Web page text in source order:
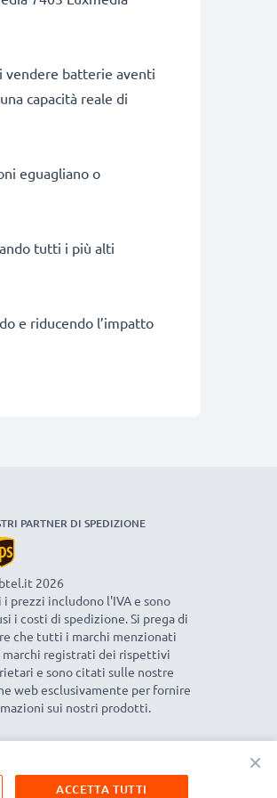
vendere batterie aventi
capacità reale di
eguagliano o
tutti i più alti
e riducendo l’impatto
PARTNER DI SPEDIZIONE
2026
prezzi includono l'IVA e sono
i costi di spedizione. Si prega di
che tutti i marchi menzionati
marchi registrati dei rispettivi
e sono citati sulle nostre
web esclusivamente per fornire
sui nostri prodotti.
×
ACCETTA TUTTI